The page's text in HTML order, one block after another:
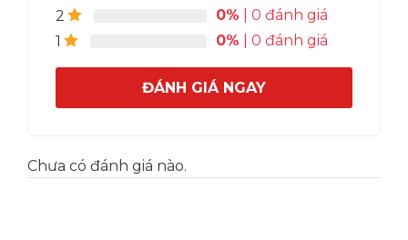
2 0% | 0 đánh giá
1
0% | 0 đánh giá
ĐÁNH GIÁ NGAY
Chưa có đánh giá nào.